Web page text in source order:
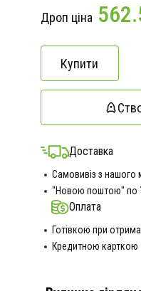
Дроп ціна
Купити
Доставка
Самовивіз з нашого
"Новою поштою" по
Оплата
Готівкою при
Кредитною карткою